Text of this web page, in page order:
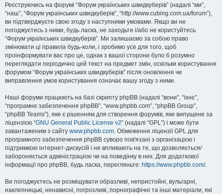
Реєструючись на форумі “Форум українських швидкуберів” (надалі “ми”,
“наш”, “Форум українських швидкуберів”, “http://www.cubing.com.ua/forum”),
ви підтверджуєте свою згоду з наступними умовами. Якщо ви не
погоджуєтесь з ними, будь ласка, не заходьте і/або не користуйтесь
“Форум українських швидкуберів”. Ми залишаємо за собою право
змінювати ці правила будь-коли, і зробимо усе для того, щоб
проінформувати вас про це, однак з вашої сторони було б розумно
переглядати періодично цей текст на предмет змін, оскільки користування
форумом “Форум українських швидкуберів” після оновлення чи
виправлення умов користування означає вашу згоду з ними.
Наші форуми працюють на базі скрипту phpBB (надалі “вони”, “їхнє”,
“програмне забезпечення phpBB”, “www.phpbb.com”, “phpBB Group”,
“phpBB Teams”), яке є рішенням для створення форумів, яке випущене за
ліцензією “GNU General Public License v2” (надалі “GPL”) і може бути
завантаженим з сайту www.phpbb.com. Обмеження ліцензії GPL для
програмного забезпечення phpBB суворо пов'язані з організацією і
підтримкою інтернет-дискусій і не впливають на те, що дозволяється/
забороняється адміністрацією чи на поведінку в них. Для додаткової
інформації про phpBB, будь ласка, перегляньте: https://www.phpbb.com/.
Ви погоджуєтесь не розміщувати образливі, непристойні, вульгарні,
наклепницькі, ненависні, погрозливі, порнографічні та інші матеріали, які